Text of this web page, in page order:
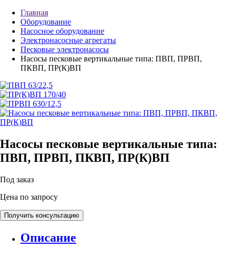
Главная
Оборудование
Насосное оборудование
Электронасосные агрегаты
Песковые электронасосы
Насосы песковые вертикальные типа: ПВП, ПРВП,
ПКВП, ПР(К)ВП
Насосы песковые вертикальные типа:
ПВП, ПРВП, ПКВП, ПР(К)ВП
Под заказ
Цена по запросу
Получить консультацию
Описание